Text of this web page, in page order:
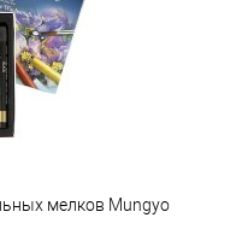
мелков Mungyo